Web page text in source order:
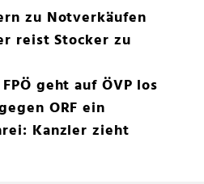
zu Notverkäufen
reist Stocker zu
geht auf ÖVP los
ORF ein
Kanzler zieht